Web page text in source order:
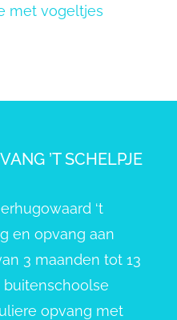
met vogeltjes
’T SCHELPJE
‘t
en opvang aan
3 maanden tot 13
buitenschoolse
opvang met